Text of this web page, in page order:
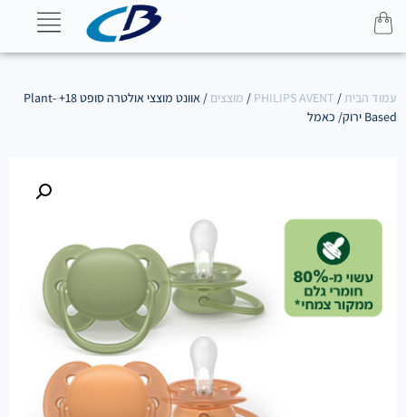
עמוד הבית/
PHILIPS AVENT
/ מוצצים
/ אוונט מוצצי אולטרה סופט 18+ Plant-
Based ירוק/ כאמל